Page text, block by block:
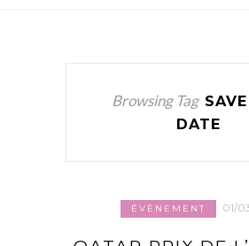
Browsing Tag
DATE
ÉVÈNEMENT 01/